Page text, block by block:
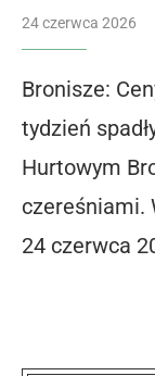
24 czerwca 2026
Bronisze:
tydzień
Hurtowym
czereśniami.
24 czerwca